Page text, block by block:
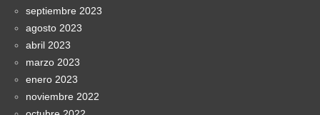
septiembre 2023
agosto 2023
abril 2023
marzo 2023
enero 2023
noviembre 2022